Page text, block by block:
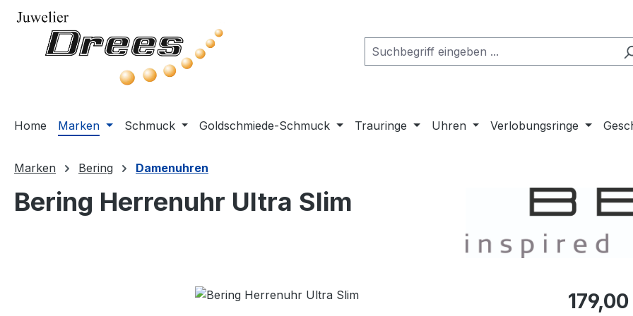
Hauptinhalt springen
Zur Suche springen
Zur Hauptnavigation springen
Home Marken Schmuck Goldschmiede-Schmuck Trauringe Uhren Verlobungsringe
Marken Bering Damenuhren
Bering Herrenuhr Ultra Slim
Regulärer